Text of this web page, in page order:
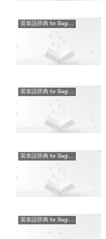
英単語辞典 for Beginners
英単語辞典 for Beginners
英単語辞典 for Beginners
英単語辞典 for Beginners